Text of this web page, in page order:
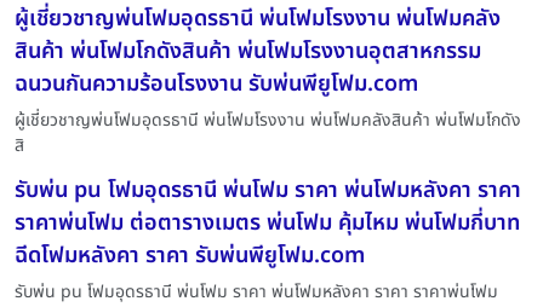
ผู้เชี่ยวชาญพ่นโฟมอุดรธานี พ่นโฟมโรงงาน พ่นโฟมคลัง
สินค้า พ่นโฟมโกดังสินค้า พ่นโฟมโรงงานอุตสาหกรรม
ฉนวนกันความร้อนโรงงาน รับพ่นพียูโฟม.com
ผู้เชี่ยวชาญพ่นโฟมอุดรธานี พ่นโฟมโรงงาน พ่นโฟมคลังสินค้า พ่นโฟมโกดัง
สิ
รับพ่น pu โฟมอุดรธานี พ่นโฟม ราคา พ่นโฟมหลังคา ราคา
ราคาพ่นโฟม ต่อตารางเมตร พ่นโฟม คุ้มไหม พ่นโฟมกี่บาท
ฉีดโฟมหลังคา ราคา รับพ่นพียูโฟม.com
รับพ่น pu โฟมอุดรธานี พ่นโฟม ราคา พ่นโฟมหลังคา ราคา ราคาพ่นโฟม